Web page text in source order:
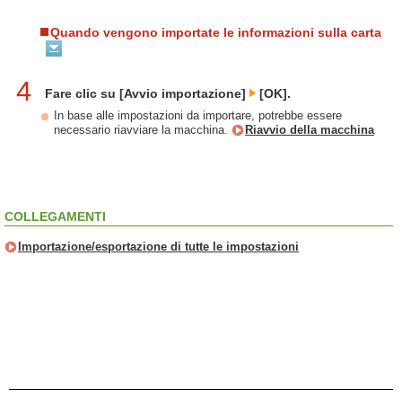
Quando vengono importate le informazioni sulla carta
4 Fare clic su [Avvio importazione] [OK].
In base alle impostazioni da importare, potrebbe essere
necessario riavviare la macchina.
Riavvio della macchina
COLLEGAMENTI
Importazione/esportazione di tutte le impostazioni